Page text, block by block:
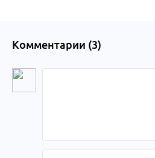
Комментарии (3)